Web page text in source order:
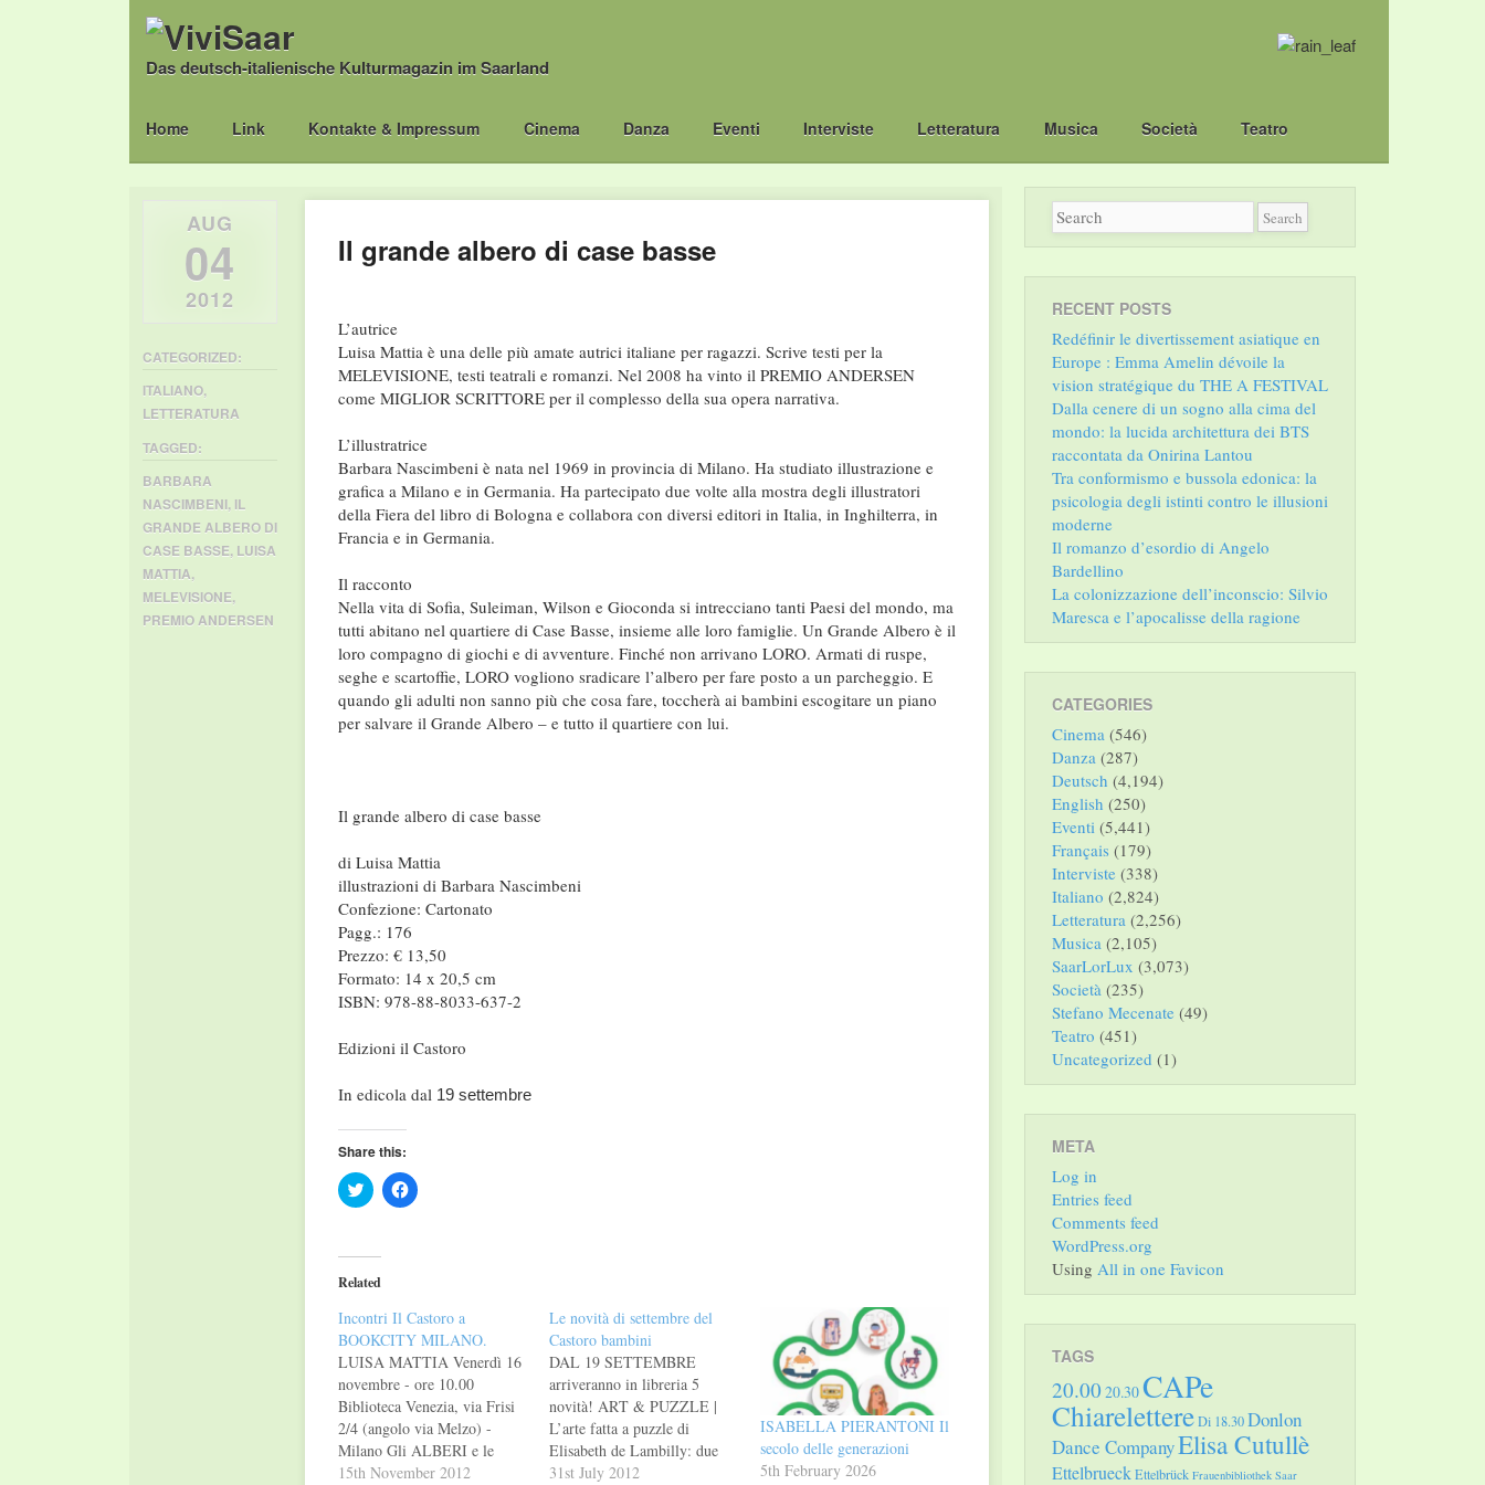
Das deutsch-italienische Kulturmagazin im Saarland
Main menu
Skip
Home Link Kontakte & Impressum Cinema Danza Eventi Interviste Letteratura Musica Società Teatro
Il grande albero di case basse
L’autrice
Luisa Mattia è una delle più amate autrici italiane per ragazzi. Scrive testi per la
MELEVISIONE, testi teatrali e romanzi. Nel 2008 ha vinto il PREMIO ANDERSEN
come MIGLIOR SCRITTORE per il complesso della sua opera narrativa.
L’illustratrice
Barbara Nascimbeni è nata nel 1969 in provincia di Milano. Ha studiato illustrazione e
grafica a Milano e in Germania. Ha partecipato due volte alla mostra degli illustratori
della Fiera del libro di Bologna e collabora con diversi editori in Italia, in Inghilterra, in
Francia e in Germania.
Il racconto
Nella vita di Sofia, Suleiman, Wilson e Gioconda si intrecciano tanti Paesi del mondo, ma
tutti abitano nel quartiere di Case Basse, insieme alle loro famiglie. Un Grande Albero è il
loro compagno di giochi e di avventure. Finché non arrivano LORO. Armati di ruspe,
seghe e scartoffie, LORO vogliono sradicare l’albero per fare posto a un parcheggio. E
quando gli adulti non sanno più che cosa fare, toccherà ai bambini escogitare un piano
per salvare il Grande Albero – e tutto il quartiere con lui.
Il grande albero di case basse
di Luisa Mattia
illustrazioni di Barbara Nascimbeni
Confezione: Cartonato
Pagg.: 176
Prezzo: € 13,50
Formato: 14 x 20,5 cm
ISBN: 978-88-8033-637-2
Edizioni il Castoro
In edicola dal 19 settembre
Share this:
Click
to
(Opens
in
new
Click
to
Related
Incontri Il Castoro a
BOOKCITY MILANO.
LUISA MATTIA Venerdì 16
novembre - ore 10.00
Biblioteca Venezia, via Frisi
2/4 (angolo via Melzo) -
Milano Gli ALBERI e le
BIBLIOTECHE: LUOGHI
15th November 2012
Le novità di settembre del
Castoro bambini
DAL 19 SETTEMBRE
arriveranno in libreria 5
novità! ART & PUZZLE |
L’arte fatta a puzzle di
Elisabeth de Lambilly: due
libri cartonati per i piccoli, un
31st July 2012
ISABELLA PIERANTONI Il
secolo delle generazioni
5th February 2026
AUG
04
2012
CATEGORIZED:
ITALIANO,
LETTERATURA
TAGGED:
BARBARA
NASCIMBENI, IL
GRANDE ALBERO DI
CASE BASSE, LUISA
MATTIA,
MELEVISIONE,
PREMIO ANDERSEN
RECENT POSTS
Redéfinir le divertissement asiatique en
Europe : Emma Amelin dévoile la
vision stratégique du THE A FESTIVAL
Dalla cenere di un sogno alla cima del
mondo: la lucida architettura dei BTS
raccontata da Onirina Lantou
Tra conformismo e bussola edonica: la
psicologia degli istinti contro le illusioni
moderne
Il romanzo d’esordio di Angelo
Bardellino
La colonizzazione dell’inconscio: Silvio
Maresca e l’apocalisse della ragione
CATEGORIES
Cinema (546)
Danza (287)
Deutsch (4,194)
English (250)
Eventi (5,441)
Français (179)
Interviste (338)
Italiano (2,824)
Letteratura (2,256)
Musica (2,105)
SaarLorLux (3,073)
Società (235)
Stefano Mecenate (49)
Teatro (451)
Uncategorized (1)
META
Log in
Entries feed
Comments feed
WordPress.org
Using All in one Favicon
TAGS
20.00 20.30CAPe
ChiarelettereDi 18.30Donlon
Dance CompanyElisa Cutullè
EttelbrueckEttelbrück Frauenbibliothek Saar